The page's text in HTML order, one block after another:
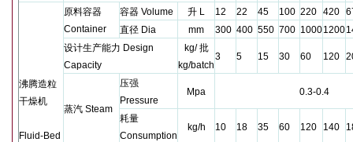
沸腾造粒
干燥机
Fluid-Bed
原料容器
Container
容器 Volume 升 L 12 22 45 100 220 420
直径 Dia mm 300 400 550 700 10001200
设计生产能力 Design
Capacity
kg/批
kg/batch
3 5 15 30 60 120
蒸汽 Steam
压强
Pressure
Mpa 0.3-0.4
耗量
Consumption
kg/h 10 18 35 60 120 140